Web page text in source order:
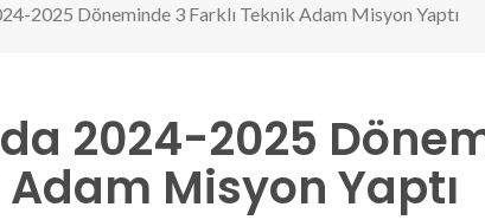
2025 Döneminde 3 Farklı Teknik Adam Misyon Yaptı
2024-2025
Adam Misyon Yaptı